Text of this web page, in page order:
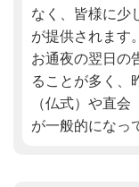
なく、皆様に少
が提供されます。
お通夜の翌日の
ることが多く、
（仏式）や直
が一般的になっ